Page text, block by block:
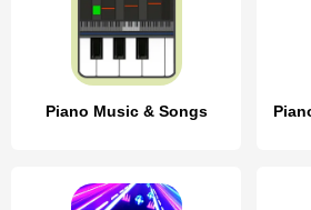
Piano Music & Songs